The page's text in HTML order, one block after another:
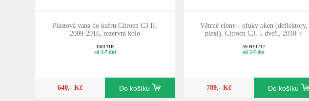
Plastová vana do kufru Citroen C3 II,
2009-2016, rezervní kolo
100131R
od 3-7 dní
640,- Kč Do košíku
Větrné clony - ofuky oken (deflektory,
plexi), Citroen C3, 5 dveř., 2010->
59.HE1717
od 3-7 dní
789,- Kč Do košíku